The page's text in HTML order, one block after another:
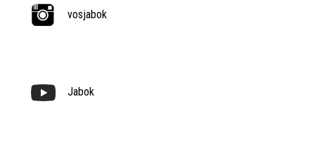
vosjabok
Jabok